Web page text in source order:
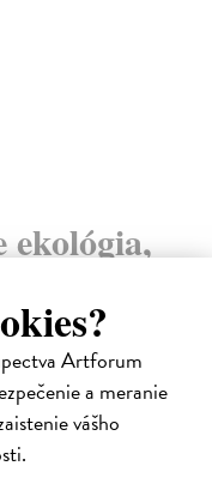
Artforum
a meranie
vášho
ekológia,
na sklade